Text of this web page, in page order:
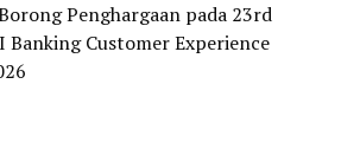
Penghargaan pada 23rd
Customer Experience